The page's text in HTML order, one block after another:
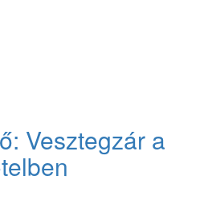
Vesztegzár a